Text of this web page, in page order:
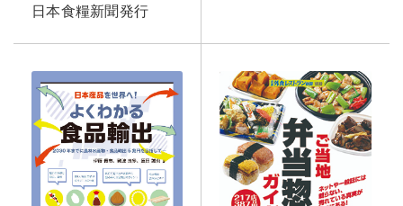
日本食糧新聞発行